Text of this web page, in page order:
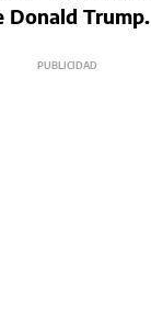
Donald Trump.